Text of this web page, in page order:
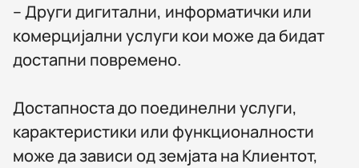
– Други дигитални, информатички или
комерцијални услуги кои може да бидат
достапни повремено.
Достапноста до поединелни услуги,
карактеристики или функционалности
може да зависи од земјата на Клиентот,